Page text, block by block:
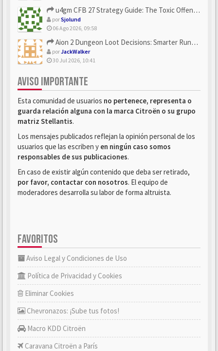
u4gm CFB 27 Strategy Guide: The Toxic Offensive Scheme Your ...
porSjolund
06 Ago 2026, 09:58
Aion 2 Dungeon Loot Decisions: Smarter Runs With U4N
porJackWalker
30 Jul 2026, 10:41
AVISO IMPORTANTE
Esta comunidad de usuarios no pertenece, representa o
guarda relación alguna con la marca Citroën o su grupo
matriz Stellantis.
Los mensajes publicados reflejan la opinión personal de los
usuarios que las escriben y en ningún caso somos
responsables de sus publicaciones.
En caso de existir algún contenido que deba ser retirado,
por favor, contactar con nosotros. El equipo de
moderadores desarrolla su labor de forma altruista.
FAVORITOS
Aviso Legal y Condiciones de Uso
Política de Privacidad y Cookies
Eliminar Cookies
Chevronazos: ¡Sube tus fotos!
Macro KDD Citroën
Caravana Citroën a París